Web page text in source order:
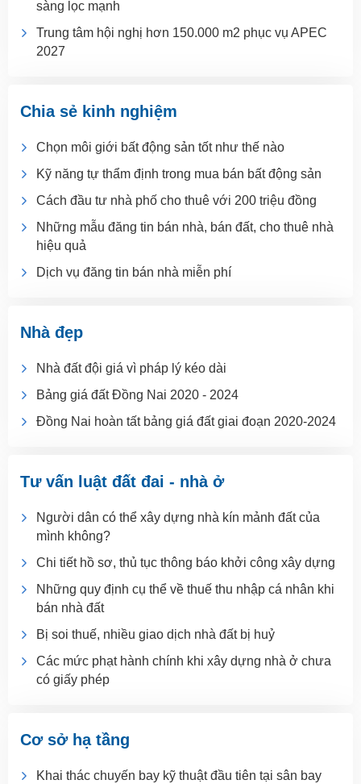
sàng lọc mạnh
Trung tâm hội nghị hơn 150.000 m2 phục vụ APEC
2027
Chia sẻ kinh nghiệm
Chọn môi giới bất động sản tốt như thế nào
Kỹ năng tự thẩm định trong mua bán bất động sản
Cách đầu tư nhà phố cho thuê với 200 triệu đồng
Những mẫu đăng tin bán nhà, bán đất, cho thuê nhà
hiệu quả
Dịch vụ đăng tin bán nhà miễn phí
Nhà đẹp
Nhà đất đội giá vì pháp lý kéo dài
Bảng giá đất Đồng Nai 2020 - 2024
Đồng Nai hoàn tất bảng giá đất giai đoạn 2020-2024
Tư vấn luật đất đai - nhà ở
Người dân có thể xây dựng nhà kín mảnh đất của
mình không?
Chi tiết hồ sơ, thủ tục thông báo khởi công xây dựng
Những quy định cụ thể về thuế thu nhập cá nhân khi
bán nhà đất
Bị soi thuế, nhiều giao dịch nhà đất bị huỷ
Các mức phạt hành chính khi xây dựng nhà ở chưa
có giấy phép
Cơ sở hạ tầng
Khai thác chuyến bay kỹ thuật đầu tiên tại sân bay